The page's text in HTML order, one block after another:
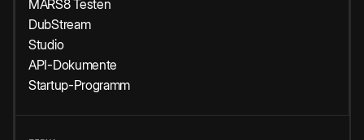
MARS8 Testen
DubStream
Studio
API-Dokumente
Startup-Programm